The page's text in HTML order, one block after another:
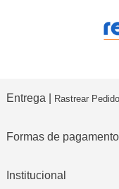
Entrega | Rastrear Pedido
Formas de pagamento
Institucional